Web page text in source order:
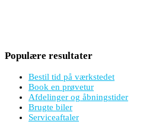
Populære resultater
Bestil tid på værkstedet
Book en prøvetur
Afdelinger og åbningstider
Brugte biler
Serviceaftaler